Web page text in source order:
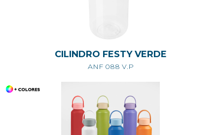
CILINDRO FESTY VERDE
ANF 088 V.P